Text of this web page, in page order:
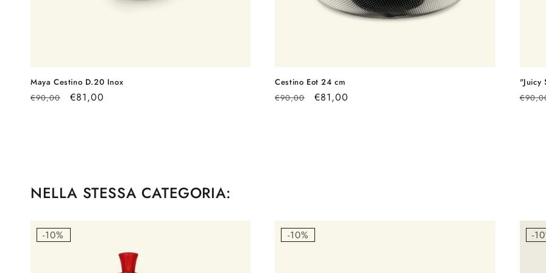
Maya Cestino D.20 Inox
Prezzo
€90,00
Prezzo
€81,00
Cestino Eot 24 cm
Prezzo
€90,00
Prezzo
€81,00
"Juicy
NELLA STESSA CATEGORIA:
-10% -10% -